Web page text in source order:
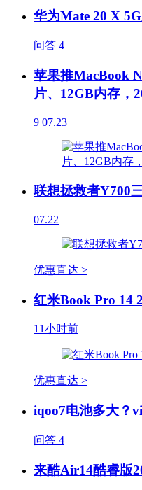
华为Mate 20 X
问答 4
苹果推MacBook
片、12GB内存，
9 07.23
联想拯救者Y700
07.22
优惠直达 >
红米Book Pro 14
11小时前
优惠直达 >
iqoo7电池多大？
问答 4
来酷Air14酷睿版